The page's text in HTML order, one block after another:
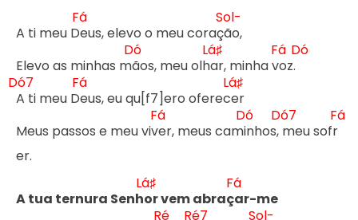
A ti meu D
Fá
eus, elevo o meu coraç
Sol-
ão,
Elevo as minhas m
Dó
ãos, meu olh
Lá♯
ar, minha v
Fá
oz.
Dó
Dó7
A ti meu D
Fá
eus, eu qu[f7]ero oferec
Lá♯
er
Meus passos e meu viv
Fá
er, meus cam
Dó
inhos,
Dó7
meu sofr
Fá
er.
A tua ternura Senh
Lá♯
or vem abraç
Fá
ar-me
Ré
Ré7
Sol-